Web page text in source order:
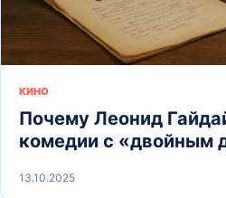
КИНО
Почему Леонид
комедии с «двойным
13.10.2025